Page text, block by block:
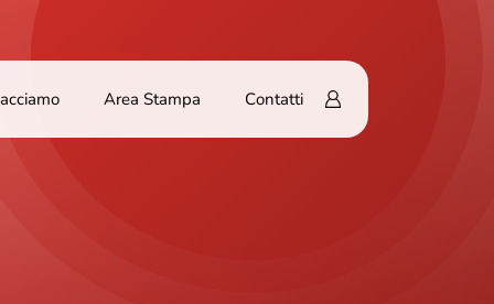
Area Stampa Contatti